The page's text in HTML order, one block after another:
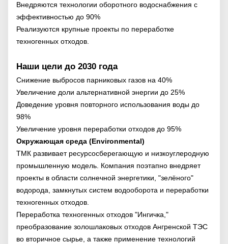
Внедряются технологии оборотного водоснабжения с
эффективностью до 90%
Реализуются крупные проекты по переработке
техногенных отходов.
Наши цели до 2030 года
Снижение выбросов парниковых газов на 40%
Увеличение доли альтернативной энергии до 25%
Доведение уровня повторного использования воды до
98%
Увеличение уровня переработки отходов до 95%
Окружающая среда (Environmental)
ТМК развивает ресурсосберегающую и низкоуглеродную
промышленную модель. Компания поэтапно внедряет
проекты в области солнечной энергетики, "зелёного"
водорода, замкнутых систем водооборота и переработки
техногенных отходов.
Переработка техногенных отходов "Ингичка,"
преобразование золошлаковых отходов Ангренской ТЭС
во вторичное сырье, а также применение технологий